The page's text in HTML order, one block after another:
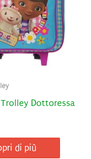
Dottoressa
di più